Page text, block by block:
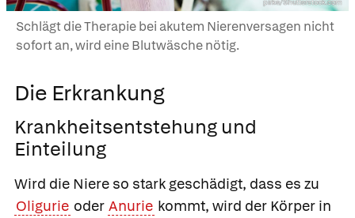
pirke/Shutterstock.com
Schlägt die Therapie bei akutem Nierenversagen nicht
sofort an, wird eine Blutwäsche nötig.
Die Erkrankung
Krankheitsentstehung und
Einteilung
Wird die Niere so stark geschädigt, dass es zu
Oligurie oder Anurie kommt, wird der Körper in